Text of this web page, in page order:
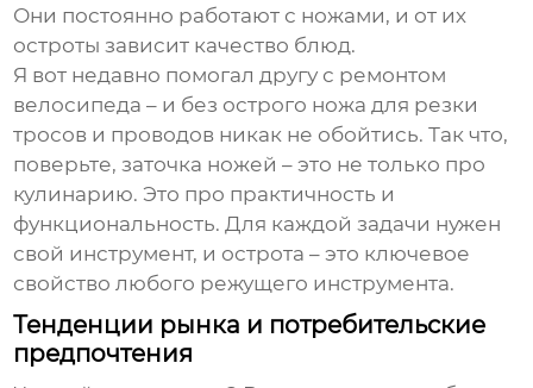
Они постоянно работают с ножами, и от их
остроты зависит качество блюд.
Я вот недавно помогал другу с ремонтом
велосипеда – и без острого ножа для резки
тросов и проводов никак не обойтись. Так что,
поверьте, заточка ножей – это не только про
кулинарию. Это про практичность и
функциональность. Для каждой задачи нужен
свой инструмент, и острота – это ключевое
свойство любого режущего инструмента.
Тенденции рынка и потребительские
предпочтения